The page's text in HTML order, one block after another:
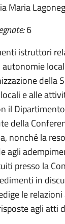
Maria
6
istruttori
della
e alle
il
della
nonché la
agli
presso la
in
le
agli atti